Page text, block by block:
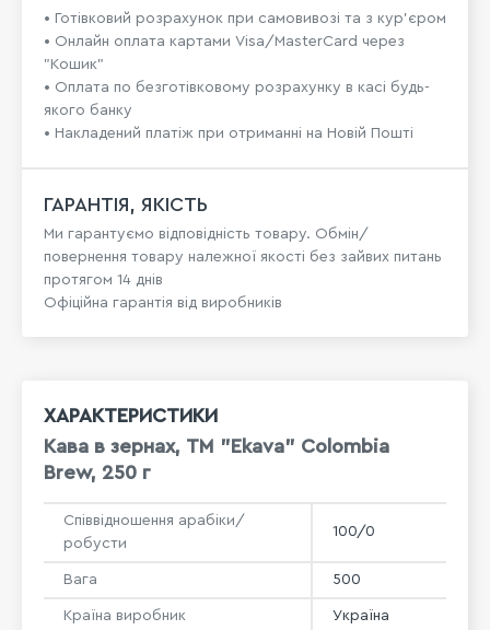
• Готівковий розрахунок при самовивозі та з кур’єром
• Онлайн оплата картами Visa/MasterCard через
"Кошик"
• Оплата по безготівковому розрахунку в касі будь-
якого банку
• Накладений платіж при отриманні на Новій Пошті
ГАРАНТІЯ, ЯКІСТЬ
Ми гарантуємо відповідність товару. Обмін/
повернення товару належної якості без зайвих питань
протягом 14 днів
Офіційна гарантія від виробників
ХАРАКТЕРИСТИКИ
Кава в зернах, ТМ "Ekava" Colombia
Brew, 250 г
Співвідношення арабіки/
робусти
100/0
Вага 500
Країна виробник Україна